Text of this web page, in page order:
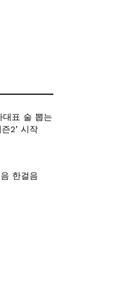
대표 술 뽑는
2’ 시작
한걸음